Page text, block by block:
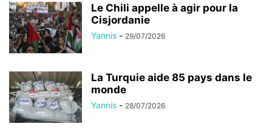
Le Chili appelle à agir pour la
Cisjordanie
Yannis - 29/07/2026
La Turquie aide 85 pays dans le
monde
Yannis - 28/07/2026